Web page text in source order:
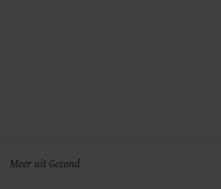
Meer uit Gezond